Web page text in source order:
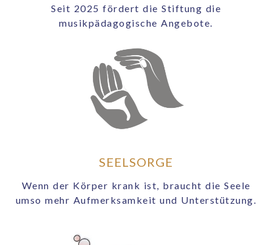
Seit 2025 fördert die Stiftung die
musikpädagogische Angebote.
SEELSORGE
Wenn der Körper krank ist, braucht die Seele
umso mehr Aufmerksamkeit und Unterstützung.